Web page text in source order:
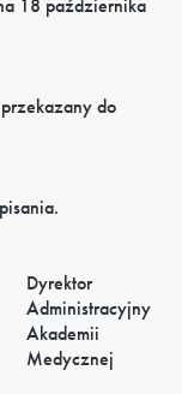
do
Dyrektor
Administracyjny
Akademii
Medycznej